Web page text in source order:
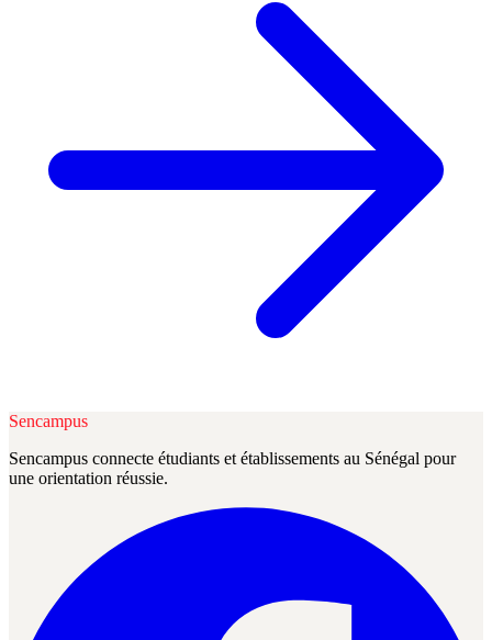
Sencampus
Sencampus connecte étudiants et établissements au Sénégal pour
une orientation réussie.